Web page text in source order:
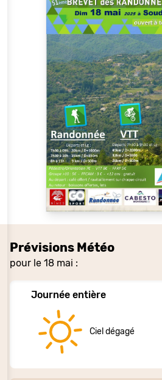
Prévisions Météo
pour le 18 mai :
Journée entière
Ciel dégagé